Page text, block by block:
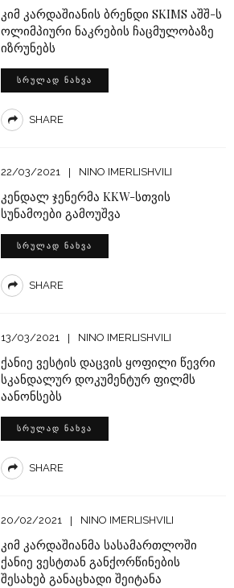
კიმ კარდაშიანის ბრენდი SKIMS აშშ-ს
ოლიმპიური ნაკრების ჩაცმულობაზე
იზრუნებს
ᲡᲠᲣᲚᲐᲓ ᲜᲐᲮᲕᲐ
SHARE
22/03/2021 NINO IMERLISHVILI
კენდალ ჯენერმა KKW-სთვის
სუნამოები გამოუშვა
ᲡᲠᲣᲚᲐᲓ ᲜᲐᲮᲕᲐ
SHARE
13/03/2021 NINO IMERLISHVILI
ქანიე ვესტის დაცვის ყოფილი წევრი
სკანდალურ დოკუმენტურ ფილმს
აანონსებს
ᲡᲠᲣᲚᲐᲓ ᲜᲐᲮᲕᲐ
SHARE
20/02/2021 NINO IMERLISHVILI
კიმ კარდაშიანმა სასამართლოში
ქანიე ვესტთან განქორწინების
შესახებ განაცხადი შეიტანა